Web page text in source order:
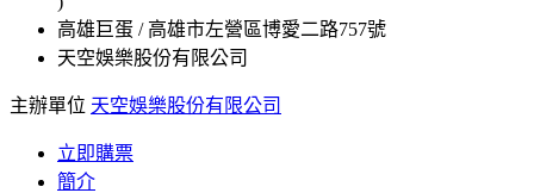
高雄巨蛋 / 高雄市左營區博愛二路757號
天空娛樂股份有限公司
主辦單位 天空娛樂股份有限公司
立即購票
簡介